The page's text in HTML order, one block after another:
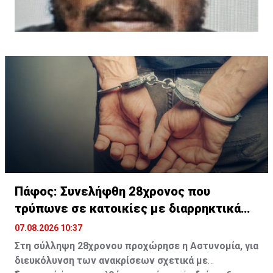
Πάφος: Συνελήφθη 28χρονος που
τρύπωνε σε κατοικίες με διαρρηκτικά
εργαλεία
07.08.2026 10:37
Στη σύλληψη 28χρονου προχώρησε η Αστυνομία, για
διευκόλυνση των ανακρίσεων σχετικά με